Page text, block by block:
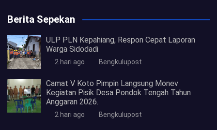
Berita Sepekan
ULP PLN Kepahiang, Respon Cepat Laporan
Warga Sidodadi
2 hari ago Bengkulupost
Camat V Koto Pimpin Langsung Monev
Kegiatan Pisik Desa Pondok Tengah Tahun
Anggaran 2026.
2 hari ago Bengkulupost